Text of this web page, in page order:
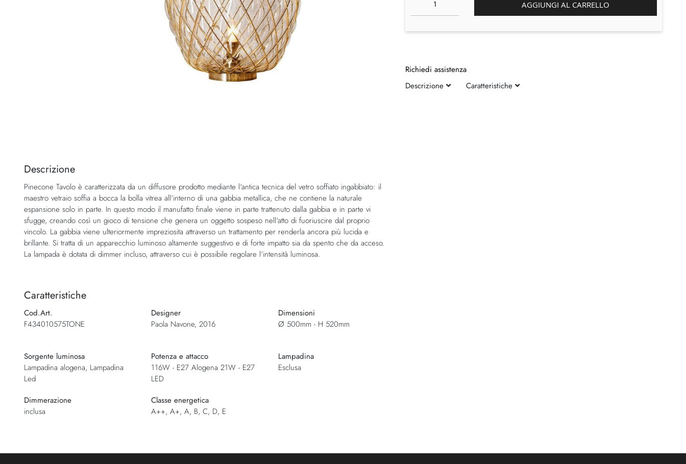
della
di
immagini
Descrizione
Pinecone Tavolo è caratterizzata da un diffusore prodotto mediante l'antica tecnica del vetro soffiato ingabbiato: il
maestro vetraio soffia a bocca la bolla vitrea all'interno di una gabbia metallica, che ne contiene la naturale
espansione solo in parte. In questo modo il manufatto finale viene in parte trattenuto dalla gabbia e in parte vi
sfugge, creando così un gioco di tensione che genera un oggetto sospeso nell'atto di fuoriuscire dal proprio
vincolo. La gabbia viene ulteriormente impreziosita attraverso un trattamento per renderla ancora più lucida e
brillante. Si tratta di un apparecchio luminoso altamente suggestivo e di forte impatto sia da spento che da acceso.
La lampada è dotata di dimmer incluso, attraverso cui è possibile regolare l'intensità luminosa.
Caratteristiche
Cod.Art.
F434010575TONE
Designer
Paola Navone, 2016
Dimensioni
Ø 500mm - H 520mm
Sorgente luminosa
Lampadina alogena, Lampadina
Led
Potenza e attacco
116W - E27 Alogena 21W - E27
LED
Lampadina
Esclusa
Dimmerazione
inclusa
Classe energetica
A++, A+, A, B, C, D, E
AGGIUNGI AL CARRELLO
Richiedi assistenza
Descrizione
Caratteristiche